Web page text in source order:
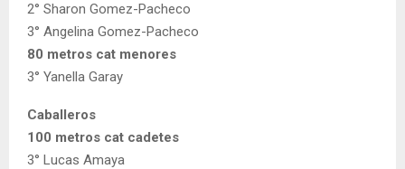
2° Sharon Gomez-Pacheco
3° Angelina Gomez-Pacheco
80 metros cat menores
3° Yanella Garay
Caballeros
100 metros cat cadetes
3° Lucas Amaya